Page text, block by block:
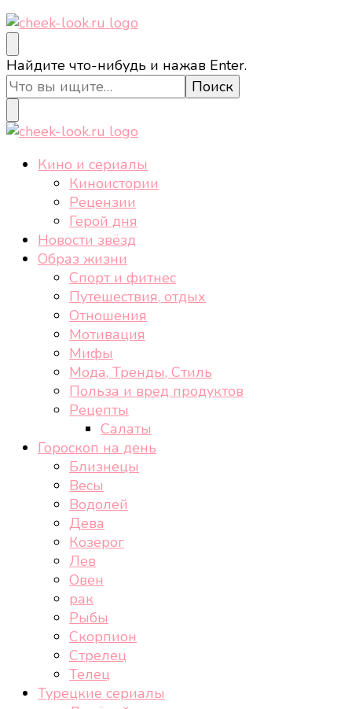
cheek-look.ru
Женский сайт о звездах и кино, а также трендах,
здоровом образе жизни, спорте, стиле, отдыхе и
еде.
Ищите
что-
то?
Найдите что-нибудь и нажав Enter.
cheek-look.ru
Женский сайт о звездах и кино, а также трендах,
здоровом образе жизни, спорте, стиле, отдыхе и
Кино и сериалы
Киноистории
Рецензии
Герой дня
Новости звёзд
Образ жизни
Спорт и фитнес
Путешествия, отдых
Отношения
Мотивация
Мифы
Мода, Тренды, Стиль
Польза и вред продуктов
Рецепты
Салаты
Гороскоп на день
Близнецы
Весы
Водолей
Дева
Козерог
Лев
Овен
рак
Рыбы
Скорпион
Стрелец
Телец
Турецкие сериалы